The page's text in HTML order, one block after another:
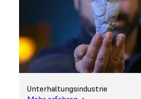
Unterhaltungsindustrie